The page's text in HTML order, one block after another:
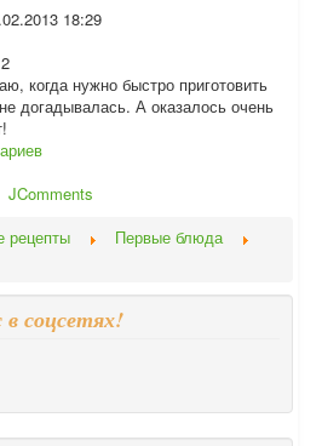
18:29
когда нужно быстро приготовить
догадывалась. А оказалось очень
JComments
рецепты
Первые блюда
соцсетях!